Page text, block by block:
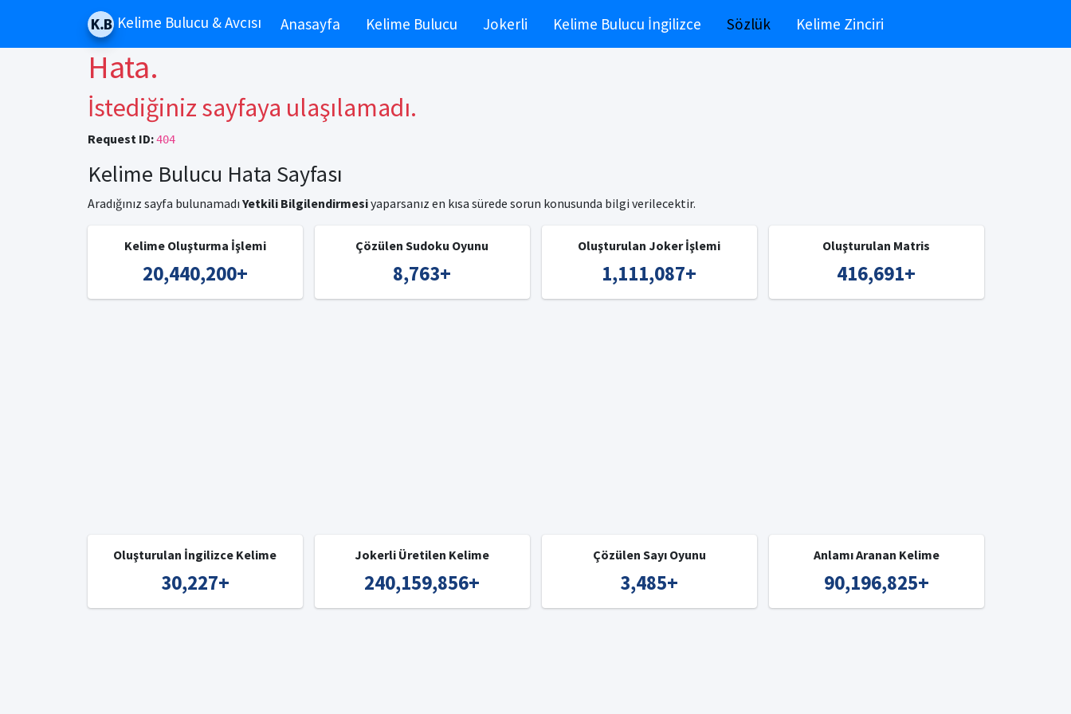
Kelime Bulucu & Avcısı Anasayfa Kelime Bulucu Jokerli Kelime Bulucu İngilizce Sözlük Kelime Zinciri
Hata.
İstediğiniz sayfaya ulaşılamadı.
Request ID: 404
Kelime Bulucu Hata Sayfası
Aradığınız sayfa bulunamadı Yetkili Bilgilendirmesiyaparsanız en kısa sürede sorun konusunda bilgi verilecektir.
Kelime Oluşturma İşlemi
20,440,200+
Çözülen Sudoku Oyunu
8,763+
Oluşturulan Joker İşlemi
1,111,087+
Oluşturulan Matris
416,691+
Oluşturulan İngilizce Kelime
30,227+
Jokerli Üretilen Kelime
240,159,856+
Çözülen Sayı Oyunu
3,485+
Anlamı Aranan Kelime
90,196,825+